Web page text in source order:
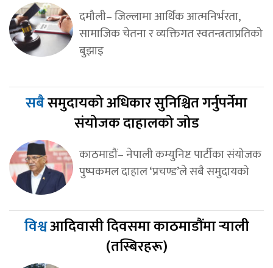
दमौली– जिल्लामा आर्थिक आत्मनिर्भरता,
सामाजिक चेतना र व्यक्तिगत स्वतन्त्रताप्रतिको
बुझाइ
सबैसमुदायको अधिकार सुनिश्चित गर्नुपर्नेमा
संयोजक दाहालको जोड
काठमाडौं– नेपाली कम्युनिष्ट पार्टीका संयोजक
पुष्पकमल दाहाल ‘प्रचण्ड’ले सबै समुदायको
विश्वआदिवासी दिवसमा काठमाडौंमा र्‍याली
(तस्बिरहरू)